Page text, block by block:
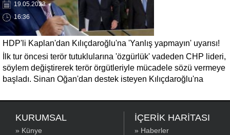
19.05.2023
16:36
HDP'li Kaplan'dan Kılıçdaroğlu'na 'Yanlış yapmayın' uyarısı!
İlk tur öncesi terör tutuklularına 'özgürlük' vadeden CHP lideri,
söylem değiştirerek terör örgütleriyle mücadele sözü vermeye
başladı. Sinan Oğan'dan destek isteyen Kılıçdaroğlu'na
'Kürtleri küstürüp yanlış yapma. Birleşmenin, dayanışmanın,
dostluğun bir sınırı vardır.' mesajı verdi.
KURUMSAL
» Künye
İÇERİK HARİTASI
» Haberler